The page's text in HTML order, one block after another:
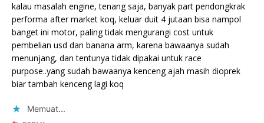
kalau masalah engine, tenang saja, banyak part pendongkrak
performa after market koq, keluar duit 4 jutaan bisa nampol
banget ini motor, paling tidak mengurangi cost untuk
pembelian usd dan banana arm, karena bawaanya sudah
menunjang, dan tentunya tidak dipakai untuk race
purpose..yang sudah bawaanya kenceng ajah masih dioprek
biar tambah kenceng lagi koq
Memuat...